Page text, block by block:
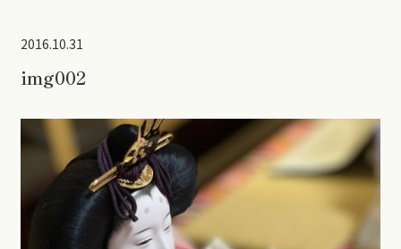
2016.10.31
img002